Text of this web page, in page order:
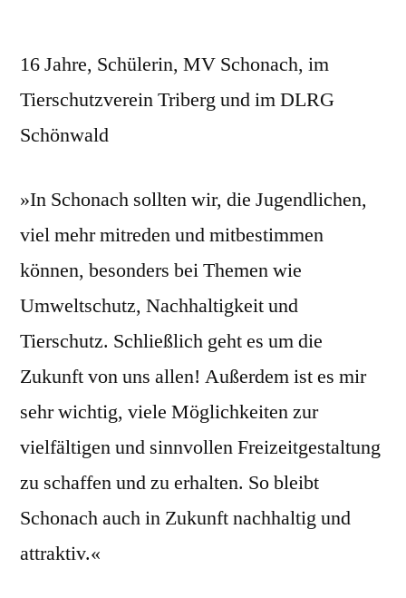
16 Jahre, Schülerin, MV Schonach, im
Tierschutzverein Triberg und im DLRG
Schönwald
»In Schonach sollten wir, die Jugendlichen,
viel mehr mitreden und mitbestimmen
können, besonders bei Themen wie
Umweltschutz, Nachhaltigkeit und
Tierschutz. Schließlich geht es um die
Zukunft von uns allen! Außerdem ist es mir
sehr wichtig, viele Möglichkeiten zur
vielfältigen und sinnvollen Freizeitgestaltung
zu schaffen und zu erhalten. So bleibt
Schonach auch in Zukunft nachhaltig und
attraktiv.«